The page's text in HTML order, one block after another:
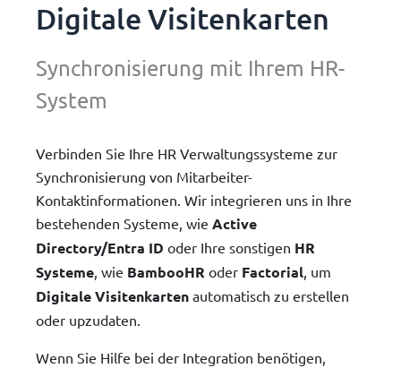
Digitale Visitenkarten
Synchronisierung mit Ihrem HR-
System
Verbinden Sie Ihre HR Verwaltungssysteme zur
Synchronisierung von Mitarbeiter-
Kontaktinformationen. Wir integrieren uns in Ihre
bestehenden Systeme, wie Active
Directory/Entra ID oder Ihre sonstigen HR
Systeme, wie BambooHR oder Factorial, um
Digitale Visitenkarten automatisch zu erstellen
oder upzudaten.
Wenn Sie Hilfe bei der Integration benötigen,